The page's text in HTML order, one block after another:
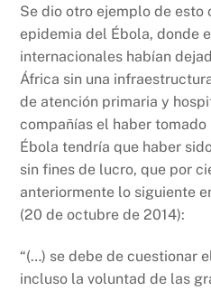
Se dio otro ejemplo de esto
epidemia del Ébola, donde
internacionales habían
África sin una
de atención primaria y
compañías el haber
Ébola tendría que haber
sin fines de lucro, que por
anteriormente lo siguiente
(20 de octubre de 2014):
“(…) se debe de cuestionar
incluso la voluntad de las